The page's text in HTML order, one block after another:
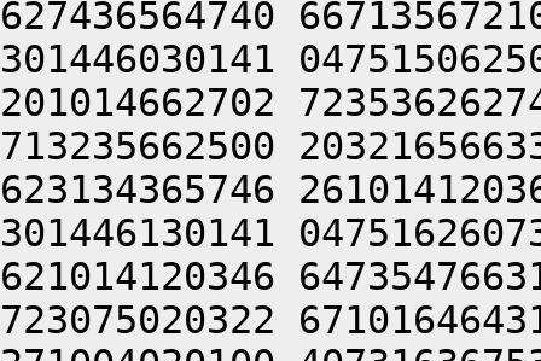
627436564740
301446030141
201014662702
713235662500
623134365746
301446130141
621014120346
723075020322